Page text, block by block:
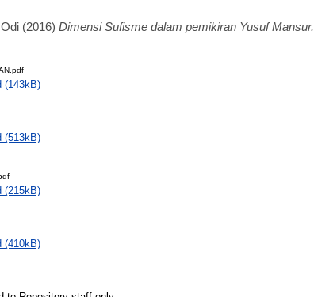
(2016) Dimensi Sufisme dalam pemikiran Yusuf Mansur.
(143kB)
(513kB)
(215kB)
(410kB)